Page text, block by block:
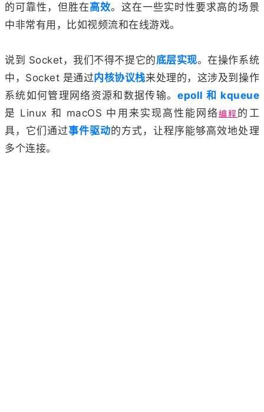
的可靠性，但胜在高效。这在一些实时性要求高的场景
中非常有用，比如视频流和在线游戏。
说到 Socket，我们不得不提它的底层实现。在操作系统
中，Socket 是通过内核协议栈来处理的，这涉及到操作
系统如何管理网络资源和数据传输。epoll 和 kqueue
是 Linux 和 macOS 中用来实现高性能网络编程的工
具，它们通过事件驱动的方式，让程序能够高效地处理
多个连接。